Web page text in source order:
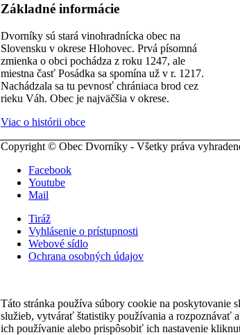
Základné informácie
Dvorníky sú stará vinohradnícka obec na
Slovensku v okrese Hlohovec. Prvá písomná
zmienka o obci pochádza z roku 1247, ale
miestna časť Posádka sa spomína už v r. 1217.
Nachádzala sa tu pevnosť chrániaca brod cez
rieku Váh. Obec je najväčšia v okrese.
Viac o histórii obce
Copyright © Obec Dvorníky - Všetky práva
Facebook
Youtube
Mail
Tiráž
Vyhlásenie o prístupnosti
Webové sídlo
Ochrana osobných údajov
Táto stránka používa súbory cookie na poskytovanie
služieb, vytvárať štatistiky používania a rozpoznávať
ich používanie alebo prispôsobiť ich nastavenie